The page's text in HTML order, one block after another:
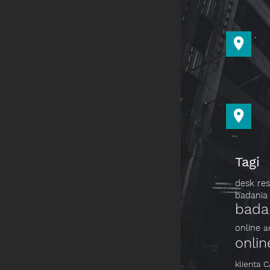
Tagi
desk
online
klienta